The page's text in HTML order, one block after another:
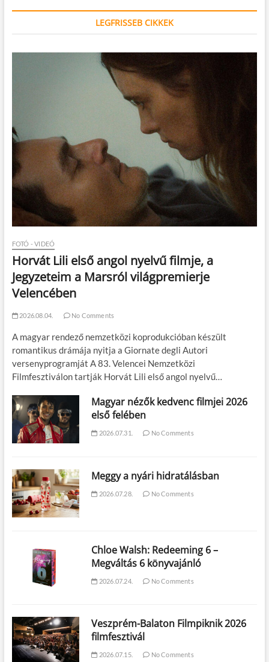
LEGFRISSEB CIKKEK
FOTÓ - VIDEÓ
Horvát Lili első angol nyelvű filmje, a
Jegyzeteim a Marsról világpremierje
Velencében
2026.08.04. No Comments
A magyar rendező nemzetközi koprodukcióban készült
romantikus drámája nyitja a Giornate degli Autori
versenyprogramját A 83. Velencei Nemzetközi
Filmfesztiválon tartják Horvát Lili első angol nyelvű…
Magyar nézők kedvenc filmjei 2026
első felében
2026.07.31. No Comments
Meggy a nyári hidratálásban
2026.07.28. No Comments
Chloe Walsh: Redeeming 6 –
Megváltás 6 könyvajánló
2026.07.24. No Comments
Veszprém-Balaton Filmpiknik 2026
filmfesztivál
2026.07.15. No Comments